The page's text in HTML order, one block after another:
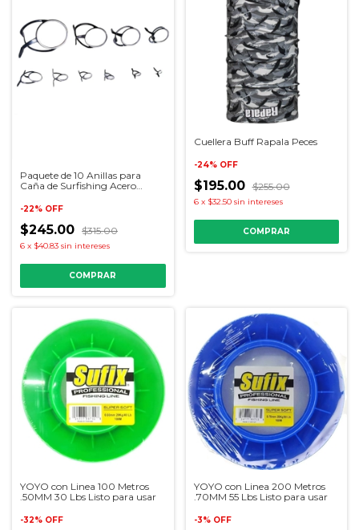
Paquete de 10 Anillas para
Caña de Surfishing Acero
-22% OFF
$245.00 $315.00
6 x $40.83 sin intereses
Cuellera Buff Rapala Peces
-24% OFF
$195.00 $255.00
6 x $32.50 sin intereses
YOYO con Linea 100 Metros
.50MM 30 Lbs Listo para usar
-32% OFF
YOYO con Linea 200 Metros
.70MM 55 Lbs Listo para usar
-3% OFF